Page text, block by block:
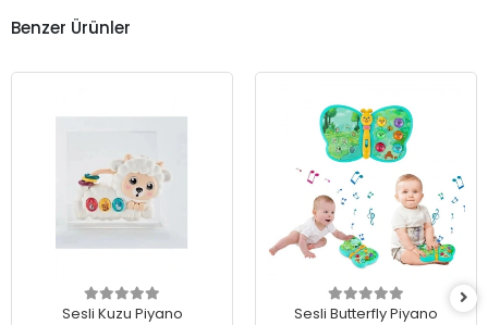
Benzer Ürünler
Sesli Kuzu Piyano Sesli Butterfly Piyano